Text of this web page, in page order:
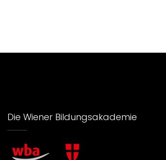
Die Wiener Bildungsakademie